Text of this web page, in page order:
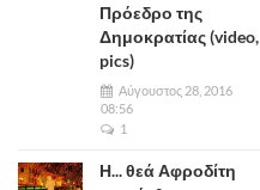
Πρόεδρο της
Δημοκρατίας (video,
pics)
Αύγουστος 28, 2016
08:56
1
Η... θεά Αφροδίτη